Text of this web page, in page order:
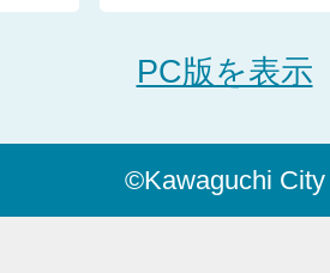
PC版を表示
©Kawaguchi City